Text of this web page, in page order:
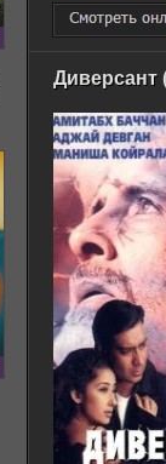
Диверсант